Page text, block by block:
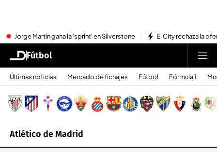
Jorge Martín gana la 'sprint' en Silverstone El City rechaza la
Fútbol
Últimas noticias Mercado de fichajes Fútbol Fórmula 1
Atlético de Madrid